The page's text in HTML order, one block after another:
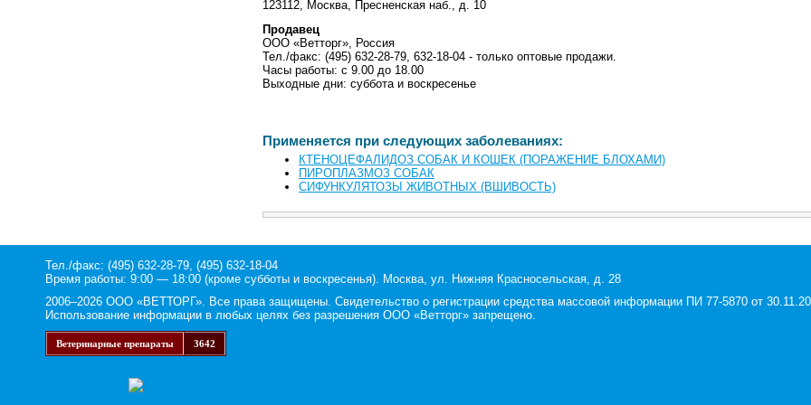
123112, Москва, Пресненская наб., д. 10
Продавец
ООО «Ветторг», Россия
Тел./факс: (495) 632-28-79, 632-18-04 - только оптовые продажи.
Часы работы: с 9.00 до 18.00
Выходные дни: суббота и воскресенье
Применяется при следующих заболеваниях:
КТЕНОЦЕФАЛИДОЗ СОБАК И КОШЕК (ПОРАЖЕНИЕ БЛОХАМИ)
ПИРОПЛАЗМОЗ СОБАК
СИФУНКУЛЯТОЗЫ ЖИВОТНЫХ (ВШИВОСТЬ)
Тел./факс: (495) 632-28-79, (495) 632-18-04
Время работы: 9:00 — 18:00 (кроме субботы и воскресенья). Москва, ул. Нижняя Красносельская, д. 28
2006–2026 ООО «ВЕТТОРГ». Все права защищены. Свидетельство о регистрации средства массовой информации ПИ 77-5870 от
Использование информации в любых целях без разрешения ООО «Ветторг» запрещено.
Ветеринарные препараты 3642